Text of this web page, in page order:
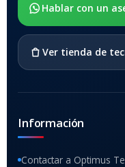
Hablar con un
Ver tienda de
Información
Contactar a Optimus